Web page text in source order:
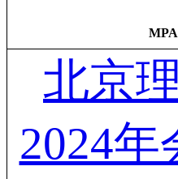
北京
2024